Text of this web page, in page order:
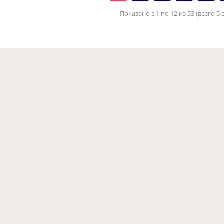
Показано с 1 по 12 из 53 (всего 5